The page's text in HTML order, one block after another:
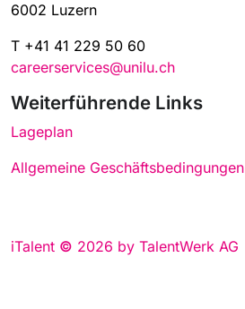
6002 Luzern
T +41 41 229 50 60
careerservices@unilu.ch
Weiterführende Links
Lageplan
Allgemeine Geschäftsbedingungen
iTalent © 2026 by TalentWerk AG